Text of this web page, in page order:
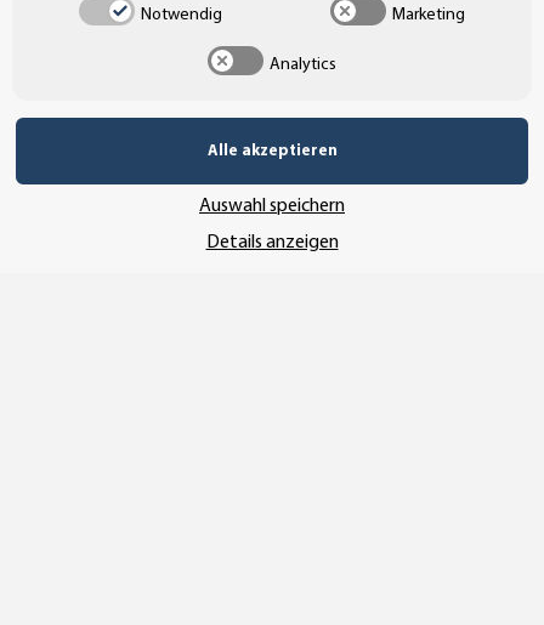
UNSERE ZAHLUNGSARTEN*
Notwendig Marketing
Analytics
Alle akzeptieren
Auswahl speichern
Details anzeigen